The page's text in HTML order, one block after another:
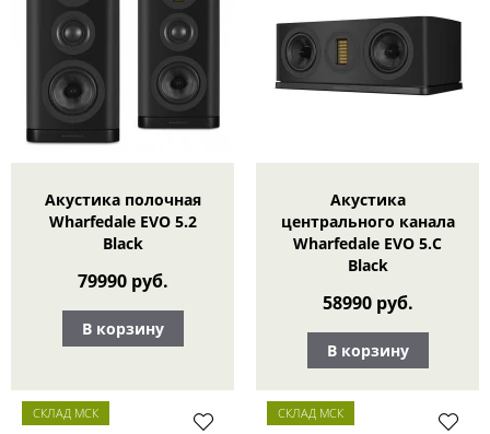
Акустика полочная
Wharfedale EVO 5.2
Black
79990 руб.
В корзину
Акустика
центрального канала
Wharfedale EVO 5.С
Black
58990 руб.
В корзину
СКЛАД МСК СКЛАД МСК